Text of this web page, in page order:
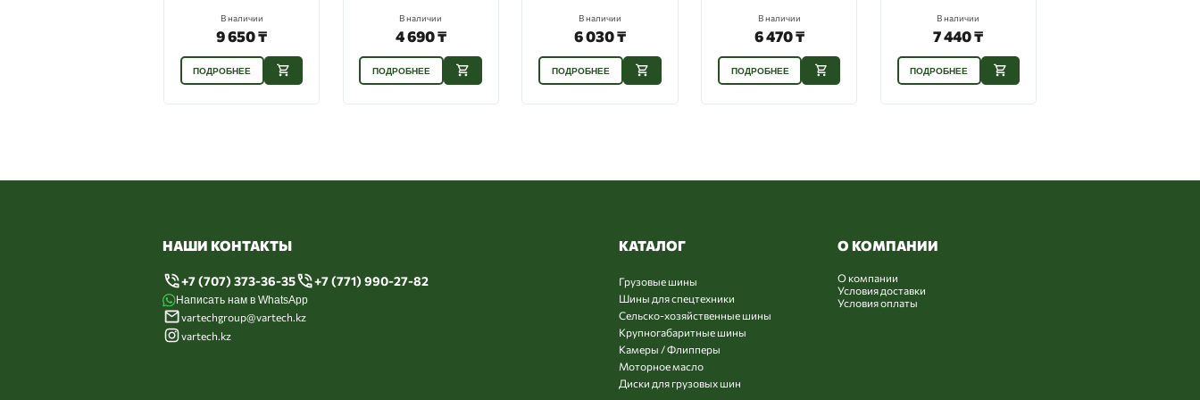
В наличии
4 690 ₸
ПОДРОБНЕЕ
В наличии
6 030 ₸
ПОДРОБНЕЕ
В наличии
6 470 ₸
ПОДРОБНЕЕ
В наличии
7 440 ₸
ПОДРОБНЕЕ
В наличии
4 200 ₸
ПОДРОБНЕЕ
НАШИ КОНТАКТЫ
+7 (707) 373-36-35 +7 (771) 990-27-82
Написать нам в WhatsApp
vartechgroup@vartech.kz
vartech.kz
КАТАЛОГ
Грузовые шины
Шины для спецтехники
Сельско-хозяйственные шины
Крупногабаритные шины
Камеры / Флипперы
Моторное масло
Диски для грузовых шин
О КОМПАНИИ
О компании
Условия доставки
Условия оплаты